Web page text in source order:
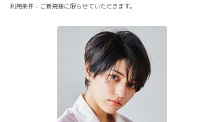
GALLERY
利用条件： ご新規様に限らせていただきます。